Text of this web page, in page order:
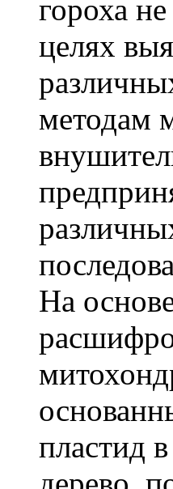
гороха
целях
методам
На
пластид